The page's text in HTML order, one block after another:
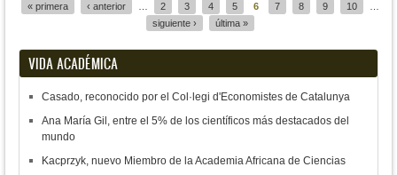
« primera ‹ anterior 2 3 4 5 6 7 8 9 10
siguiente ›
última »
VIDA ACADÉMICA
Casado, reconocido por el Col·legi d'Economistes de Catalunya
Ana María Gil, entre el 5% de los científicos más destacados del
mundo
Kacprzyk, nuevo Miembro de la Academia Africana de Ciencias